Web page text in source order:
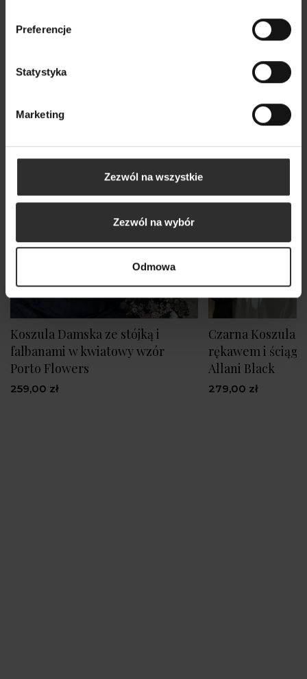
Preferencje
Statystyka
Marketing
Zezwól na wszystkie
Zezwól na wybór
Odmowa
Koszula Damska ze stójką i
falbanami w kwiatowy wzór
Porto Flowers
259,00 zł
Czarna Koszula
rękawem i
Allani Black
279,00 zł